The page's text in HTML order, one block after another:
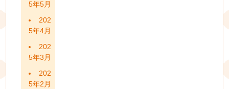
5年5月
202
5年4月
202
5年3月
202
5年2月